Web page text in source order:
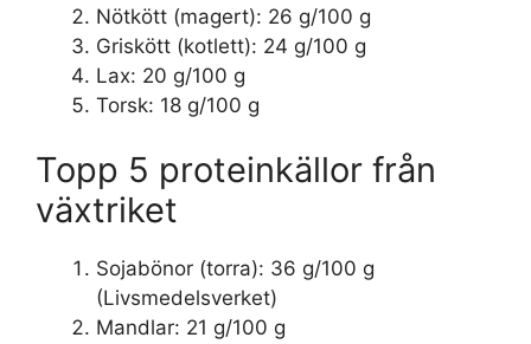
Nötkött (magert): 26 g/100 g
Griskött (kotlett): 24 g/100 g
Lax: 20 g/100 g
Torsk: 18 g/100 g
Topp 5 proteinkällor från
växtriket
Sojabönor (torra): 36 g/100 g
(Livsmedelsverket)
Mandlar: 21 g/100 g